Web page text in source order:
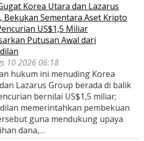
Korea Utara dan Lazarus
Bekukan Sementara Aset Kripto
US$1,5 Miliar
Putusan Awal dari
10 2026 06:18
hukum ini menuding Korea
Lazarus Group berada di balik
bernilai US$1,5 miliar;
memerintahkan pembekuan
guna mendukung upaya
dana,…